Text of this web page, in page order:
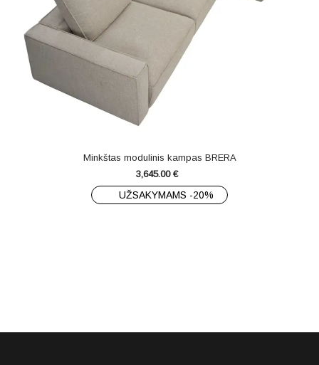
Minkštas modulinis kampas BRERA
3,645.00 €
UŽSAKYMAMS -20%